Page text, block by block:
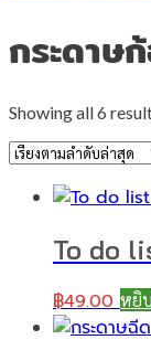
กระดาษ
Showing all 6
To do
฿49.00 หยิ